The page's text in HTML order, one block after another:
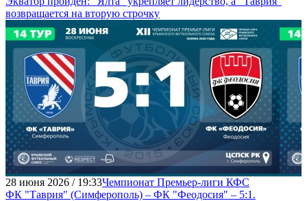
возвращается на вторую строчку
28 июня 2026 / 19:33Чемпионат Премьер-лиги КФС
ФК "Таврия" (Симферополь) – ФК "Феодосия" – 5:1.